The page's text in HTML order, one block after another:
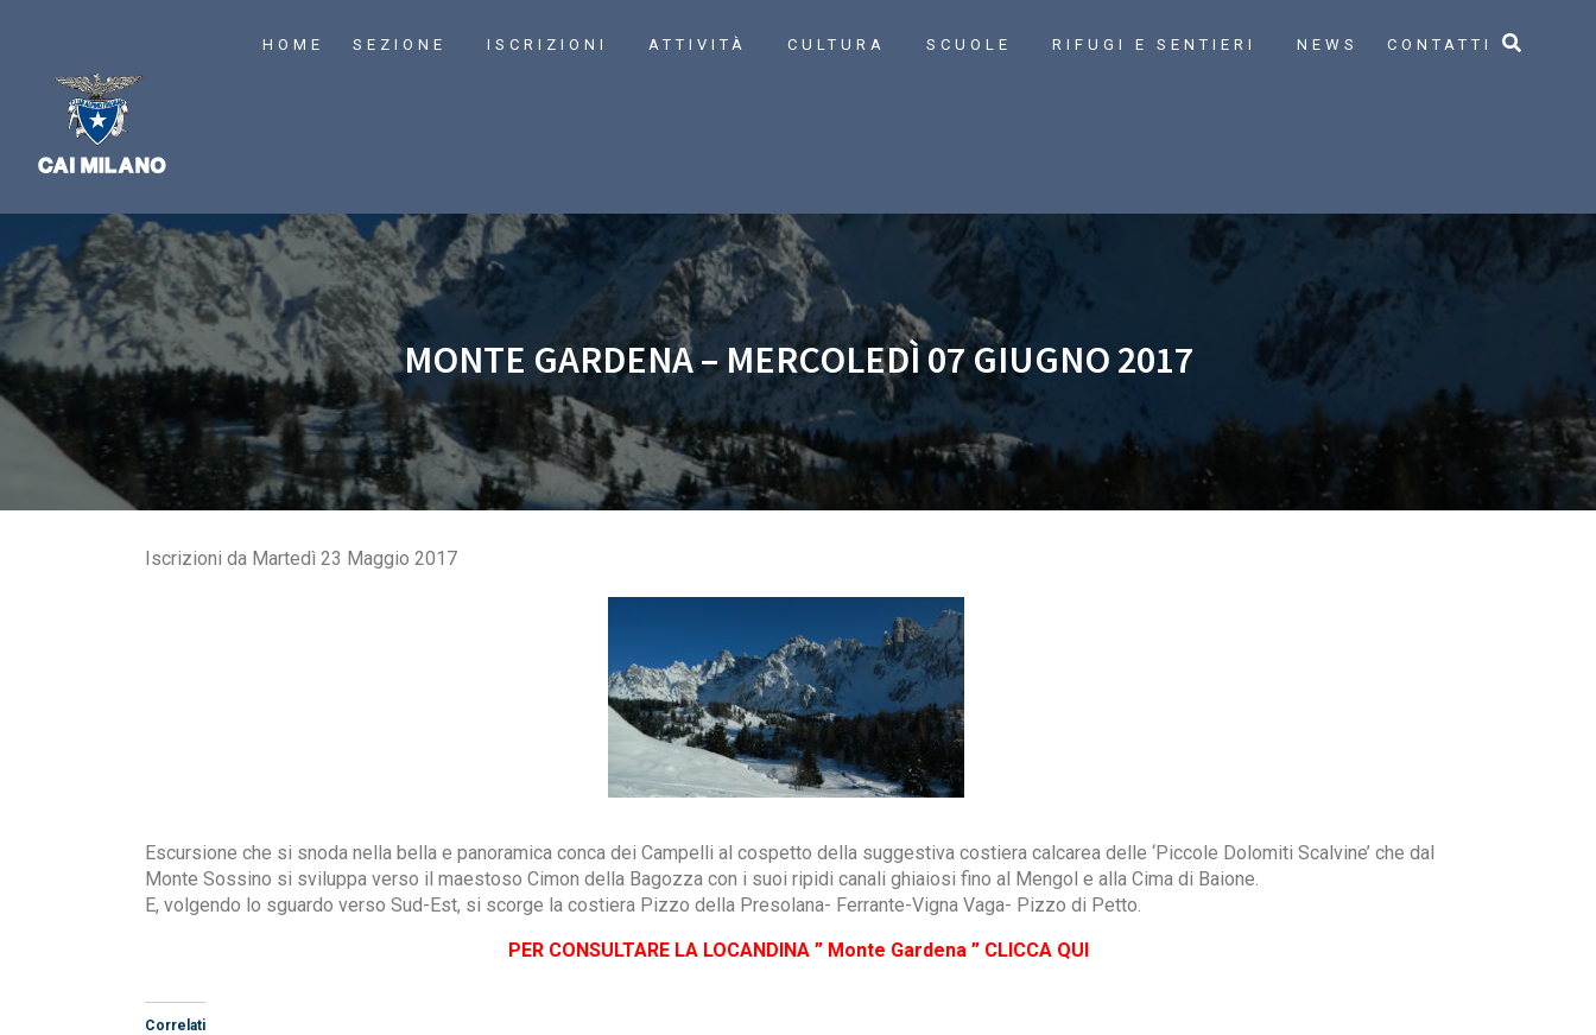
HOME SEZIONE ISCRIZIONI ATTIVITÀ CULTURA SCUOLE RIFUGI E SENTIERI NEWS CONTATTI
MONTE GARDENA – MERCOLEDÌ 07 GIUGNO 2017
Iscrizioni da Martedì 23 Maggio 2017
Escursione che si snoda nella bella e panoramica conca dei Campelli al cospetto della suggestiva costiera calcarea delle ‘Piccole Dolomiti Scalvine’ che dal
Monte Sossino si sviluppa verso il maestoso Cimon della Bagozza con i suoi ripidi canali ghiaiosi fino al Mengol e alla Cima di Baione.
E, volgendo lo sguardo verso Sud-Est, si scorge la costiera Pizzo della Presolana- Ferrante-Vigna Vaga- Pizzo di Petto.
PER CONSULTARE LA LOCANDINA ” Monte Gardena ” CLICCA QUI
Correlati